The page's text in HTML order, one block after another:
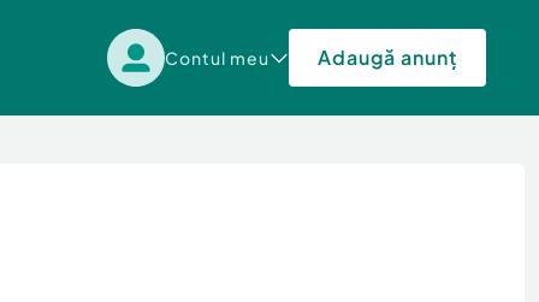
Contul meu Adaugă anunț